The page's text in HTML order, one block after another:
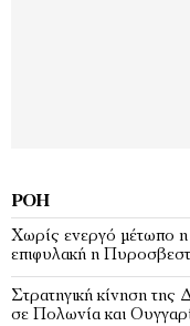
ΡΟΉ
Χωρίς ενεργό μέτωπο
επιφυλακή η
Στρατηγική κίνηση
σε Πολωνία και